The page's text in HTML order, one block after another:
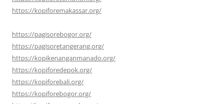
https://kopiforemakassar.org/
https://pagisorebogor.org/
https://pagisoretangerang.org/
https://kopikenanganmanado.org/
https://kopiforedepok.org/
https://kopiforebali.org/
https://kopiforebogor.org/